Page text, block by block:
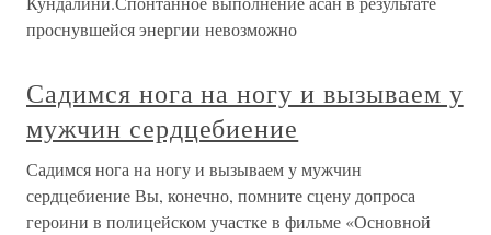
проснувшейся энергии невозможно
Садимся нога на ногу и вызываем у
мужчин сердцебиение
Садимся нога на ногу и вызываем у мужчин
сердцебиение Вы, конечно, помните сцену допроса
героини в полицейском участке в фильме «Основной